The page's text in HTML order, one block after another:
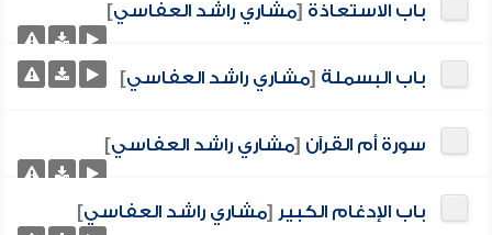
باب الاستعاذة [مشاري راشد العفاسي]
باب البسملة [مشاري راشد العفاسي]
سورة أم القرآن [مشاري راشد العفاسي]
باب الإدغام الكبير [مشاري راشد العفاسي]